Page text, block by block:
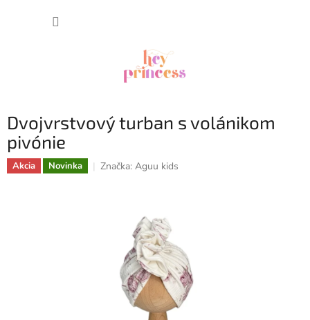
Dvojvrstvový turban s volánikom
pivónie
Akcia Novinka Značka: Aguu kids